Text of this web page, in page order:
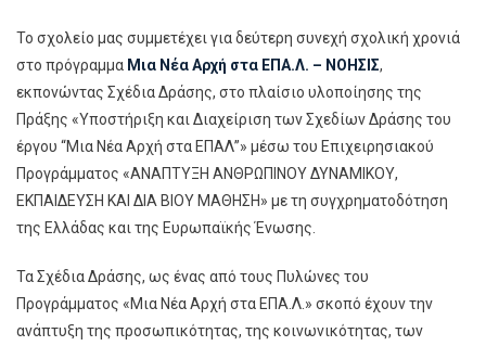
Το σχολείο μας συμμετέχει για δεύτερη συνεχή σχολική χρονιά
στο πρόγραμμα Μια Νέα Αρχή στα ΕΠΑ.Λ. – ΝΟΗΣΙΣ,
εκπονώντας Σχέδια Δράσης, στο πλαίσιο υλοποίησης της
Πράξης «Υποστήριξη και Διαχείριση των Σχεδίων Δράσης του
έργου “Μια Νέα Αρχή στα ΕΠΑΛ”» μέσω του Επιχειρησιακού
Προγράμματος «ΑΝΑΠΤΥΞΗ ΑΝΘΡΩΠΙΝΟΥ ΔΥΝΑΜΙΚΟΥ,
ΕΚΠΑΙΔΕΥΣΗ ΚΑΙ ΔΙΑ ΒΙΟΥ ΜΑΘΗΣΗ» με τη συγχρηματοδότηση
της Ελλάδας και της Ευρωπαϊκής Ένωσης.
Τα Σχέδια Δράσης, ως ένας από τους Πυλώνες του
Προγράμματος «Μια Νέα Αρχή στα ΕΠΑ.Λ.» σκοπό έχουν την
ανάπτυξη της προσωπικότητας, της κοινωνικότητας, των